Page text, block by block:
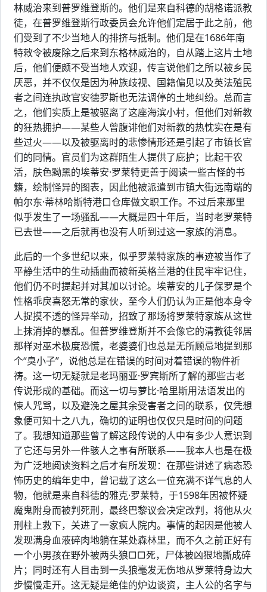
林威治来到普罗维登斯的。他们是来自科德的胡格诺派教
徒，在普罗维登斯行政委员会允许他们定居于此之前，他
们受到了不少当地人的排挤与抵制。他们是在1686年南
特敕令被废除之后来到东格林威治的，自从踏上这片土地
后，他们便颇不受当地人欢迎，传言说他们之所以被乡民
厌恶，并不仅仅是因为种族歧视、国籍偏见以及英法殖民
者之间连执政官安德罗斯也无法调停的土地纠纷。总而言
之，他们实质上是被驱离了这座海滨小村，但他们对新教
的狂热拥护——某些人曾腹诽他们对新教的热忱实在是有
些过火——以及被驱离时的悲惨情形还是引起了市镇长官
们的同情。官员们为这群陌生人提供了庇护；比起干农
活，肤色黝黑的埃蒂安·罗莱特更善于阅读一些古怪的书
籍，绘制怪异的图表，因此他被派遣到市镇大街远南端的
帕尔东·蒂林哈斯特港口仓库做文职工作。不过后来那里
似乎发生了一场骚乱——大概是四十年后，当时老罗莱特
已去世——之后就再也没有人听到过这一家族的消息。
此后的一个多世纪以来，似乎罗莱特家族的事迹被当作了
平静生活中的生动插曲而被新英格兰港的住民牢牢记住，
他们仍不时提起并对其加以讨论。埃蒂安的儿子保罗是个
性格乖戾喜怒无常的家伙，至今人们仍认为正是他本身令
人捉摸不透的怪异举动，招致了那场将罗莱特家族从这世
上抹消掉的暴乱。但普罗维登斯并不会像它的清教徒邻居
那样对巫术极度恐慌，老婆婆们也总是无所顾忌地提到那
个“臭小子”，说他总是在错误的时间对着错误的物件祈
祷。这一切无疑就是老玛丽亚·罗宾斯所了解的那些古老
传说形成的基础。而这一切与萝比·哈里斯用法语发出的
悚人咒骂，以及避浼之屋其余受害者之间的联系，仅凭想
象便可知十之八九，确切的证明也仅仅只是时间的问题
了。我想知道那些曾了解这段传说的人中有多少人意识到
了它还与另外一件骇人之事有所联系——我本人也是在极
为广泛地阅读资料之后才有所发现：在那些讲述了病态恐
怖历史的编年史中，曾记载了这么一位充满不详气息的人
物，他就是来自科德的雅克·罗莱特，于1598年因被怀疑
魔鬼附身而被判死刑，最终巴黎议会决定改判，将他从火
刑柱上救下，关进了一家疯人院内。事情的起因是他被人
发现满身血液碎肉地躺在某处森林里，而不久之前正好有
一个小男孩在野外被两头狼□□死，尸体被凶狠地撕成碎
片；同时还有人目击到一头狼毫发无伤地从罗莱特身边大
步慢慢走开。这无疑是绝佳的炉边谈资，主人公的名字与